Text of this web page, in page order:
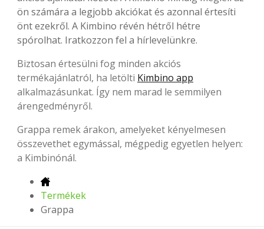
ön számára a legjobb akciókat és azonnal értesíti
önt ezekről. A Kimbino révén hétről hétre
spórolhat. Iratkozzon fel a hírlevelünkre.
Biztosan értesülni fog minden akciós
termékajánlatról, ha letölti Kimbino app
alkalmazásunkat. Így nem marad le semmilyen
árengedményről.
Grappa remek árakon, amelyeket kényelmesen
összevethet egymással, mégpedig egyetlen helyen:
a Kimbinónál.
Termékek
Grappa